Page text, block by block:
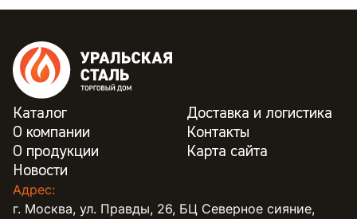
Каталог
О компании
О продукции
Новости
Доставка и логистика
Контакты
Карта сайта
Адрес:
г. Москва, ул. Правды, 26, БЦ Северное сияние,